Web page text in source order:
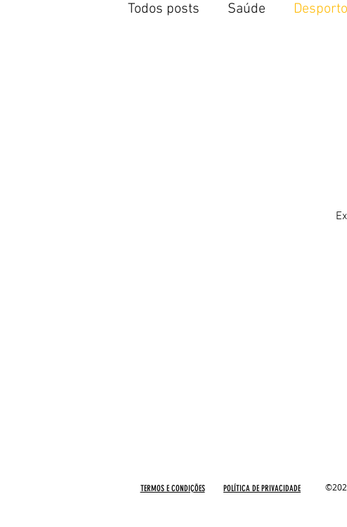
Todos posts Saúde Desporto
TERMOS E CONDIÇÕES POLÍTICA DE PRIVACIDADE